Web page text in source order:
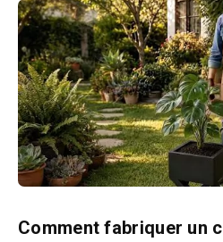
Comment fabriquer un